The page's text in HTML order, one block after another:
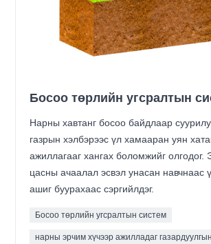
Босоо төрлийн угсралтын
Нарны хавтанг босоо байдлаар
газрын хэлбэрээс үл хамааран уян
ажиллагааг хангах боломжийг олгодог.
цасны ачаалал эсвэл унасан навчнаас
ашиг буурахаас сэргийлдэг.
Босоо төрлийн угсралтын систем
нарны эрчим хүчээр ажилладаг